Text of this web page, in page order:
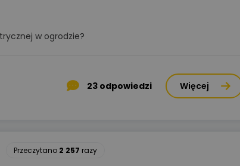
w ogrodzie?
23 odpowiedzi Więcej
Przeczytano 2 257 razy